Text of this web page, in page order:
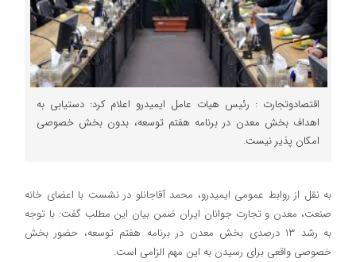
اقتصادوتجارت : رئیس هیات عامل ایمیدرو اعلام کرد: دستیابی به
اهداف بخش معدن در برنامه هفتم توسعه، بدون بخش خصوصی
امکان پذیر نیست.
به نقل از روابط عمومی ایمیدرو، محمد آقاجانلو در نشست با اعضای خانه
صنعت، معدن و تجارت جوانان ایران ضمن بیان این مطلب گفت: با توجه
به رشد ۱۳ درصدی بخش معدن در برنامه هفتم توسعه، حضور بخش
خصوصی واقعی برای رسیدن به این مهم الزامی است.